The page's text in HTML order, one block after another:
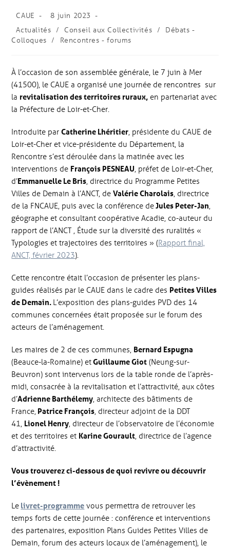
CAUE
8 juin 2023
Actualités / Conseil aux Collectivités /
Débats -
Colloques / Rencontres - forums
À l’occasion de son assemblée générale, le 7 juin à Mer
(41500), le CAUE a organisé une journée de rencontres sur
la revitalisation des territoires ruraux, en partenariat avec
la Préfecture de Loir-et-Cher.
Introduite parCatherine Lhéritier, présidente du CAUE de
Loir-et-Cher et vice-présidente du Département, la
Rencontre s’est déroulée dans la matinée avec les
interventions de François PESNEAU, préfet de Loir-et-Cher,
d’Emmanuelle Le Bris, directrice du Programme Petites
Villes de Demain à l’ANCT, deValérie Charolais, directrice
de la FNCAUE, puis avec la conférence deJules Peter-Jan,
géographe et consultant coopérative Acadie, co-auteur du
rapport de l’ANCT , Étude sur la diversité des ruralités «
Typologies et trajectoires des territoires » (Rapport final,
ANCT, février 2023).
Cette rencontre était l’occasion de présenter les plans-
guides réalisés par le CAUE dans le cadre des Petites Villes
de Demain. L’exposition des plans-guides PVD des 14
communes concernées était proposée sur le forum des
acteurs de l’aménagement.
Les maires de 2 de ces communes, Bernard Espugna
(Beauce-la-Romaine) etGuillaume Giot (Neung-sur-
Beuvron) sont intervenus lors de la table ronde de l’après-
midi, consacrée à la revitalisation et l’attractivité, aux côtes
d’Adrienne Barthélemy, architecte des bâtiments de
France, Patrice François, directeur adjoint de la DDT
41, Lionel Henry, directeur de l’observatoire de l’économie
et des territoires et Karine Gourault, directrice de l’agence
d’attractivité.
Vous trouverez ci-dessous de quoi revivre ou découvrir
l’évènement !
Le livret-programme vous permettra de retrouver les
temps forts de cette journée : conférence et interventions
des partenaires, exposition Plans Guides Petites Villes de
Demain, forum des acteurs locaux de l’aménagement), le